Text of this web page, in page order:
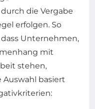
die Vergabe
erfolgen. So
Unternehmen,
mit
stehen,
Auswahl basiert